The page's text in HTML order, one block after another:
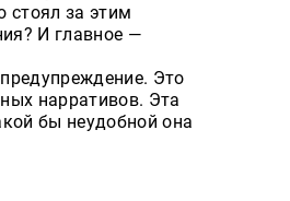
стоял за этим
И главное —
Это
нарративов. Эта
бы неудобной она